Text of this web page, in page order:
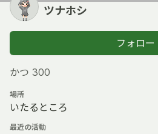
ツナホシ
フォロー
かつ З00
場所
いたるところ
最近の活動